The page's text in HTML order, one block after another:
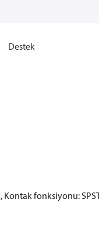
Destek
fonksiyonu: